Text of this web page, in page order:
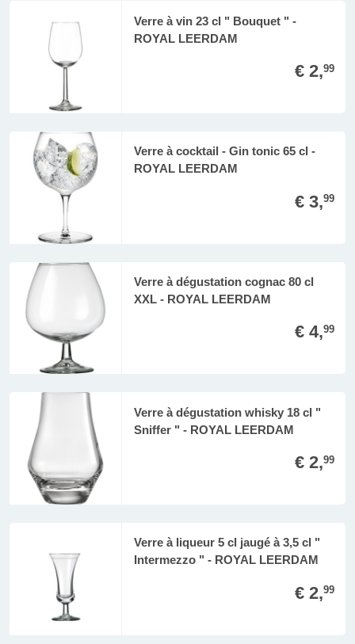
Verre à vin 23 cl " Bouquet " -
ROYAL LEERDAM
€ 2,99
Verre à cocktail - Gin tonic 65 cl -
ROYAL LEERDAM
€ 3,99
Verre à dégustation cognac 80 cl
XXL - ROYAL LEERDAM
€ 4,99
Verre à dégustation whisky 18 cl "
Sniffer " - ROYAL LEERDAM
€ 2,99
Verre à liqueur 5 cl jaugé à 3,5 cl "
Intermezzo " - ROYAL LEERDAM
€ 2,99